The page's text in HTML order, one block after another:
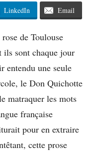
LinkedIn Email
de Toulouse
ils sont chaque jour
entendu une seule
le Don Quichotte
matraquer les mots
française
pour en extraire
cette prose